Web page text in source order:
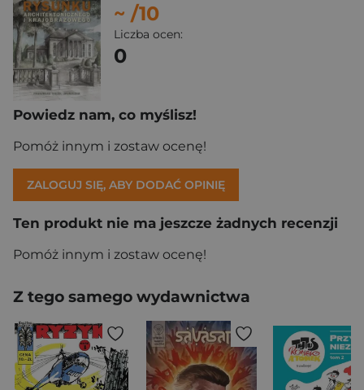
~ /10
Liczba ocen:
0
Powiedz nam, co myślisz!
Pomóż innym i zostaw ocenę!
ZALOGUJ SIĘ, ABY DODAĆ OPINIĘ
Ten produkt nie ma jeszcze żadnych recenzji
Pomóż innym i zostaw ocenę!
Z tego samego wydawnictwa